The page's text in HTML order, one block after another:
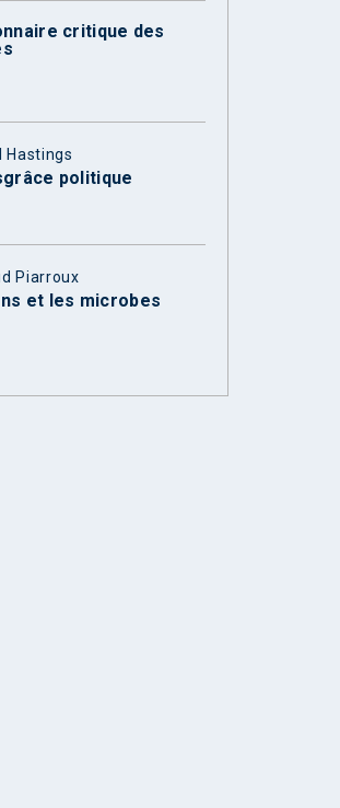
critique des
Hastings
politique
Piarroux
et les microbes